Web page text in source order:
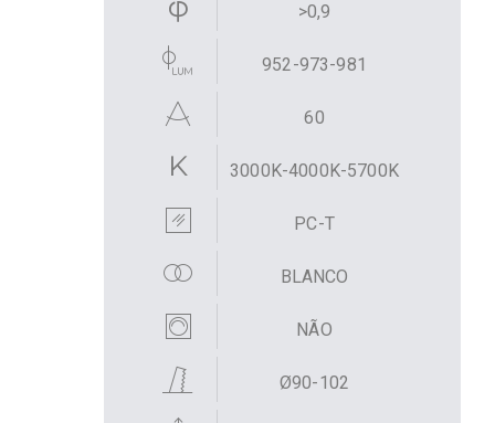
>0,9
952-973-981
60
3000K-4000K-5700K
PC-T
BLANCO
NÃO
Ø90-102